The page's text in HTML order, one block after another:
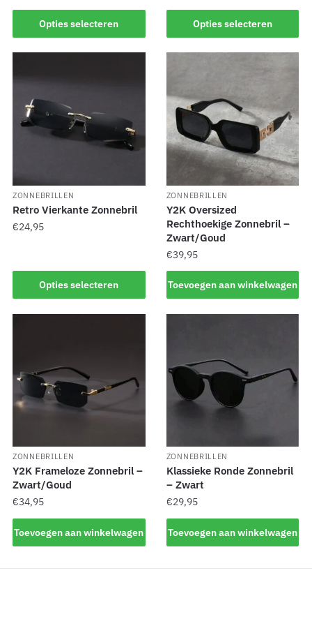
Opties selecteren Opties selecteren
ZONNEBRILLEN
Retro Vierkante Zonnebril
€24,95
Opties selecteren
ZONNEBRILLEN
Y2K Oversized
Rechthoekige Zonnebril –
Zwart/Goud
€39,95
Toevoegen aan winkelwagen
ZONNEBRILLEN
Y2K Frameloze Zonnebril –
Zwart/Goud
€34,95
Toevoegen aan winkelwagen
ZONNEBRILLEN
Klassieke Ronde Zonnebril
– Zwart
€29,95
Toevoegen aan winkelwagen